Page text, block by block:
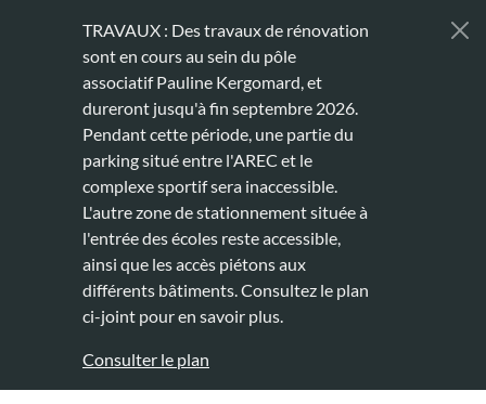
TRAVAUX : Des travaux de rénovation
sont en cours au sein du pôle
associatif Pauline Kergomard, et
dureront jusqu'à fin septembre 2026.
Pendant cette période, une partie du
parking situé entre l'AREC et le
complexe sportif sera inaccessible.
L'autre zone de stationnement située à
l'entrée des écoles reste accessible,
ainsi que les accès piétons aux
différents bâtiments. Consultez le plan
ci-joint pour en savoir plus.
Consulter le plan